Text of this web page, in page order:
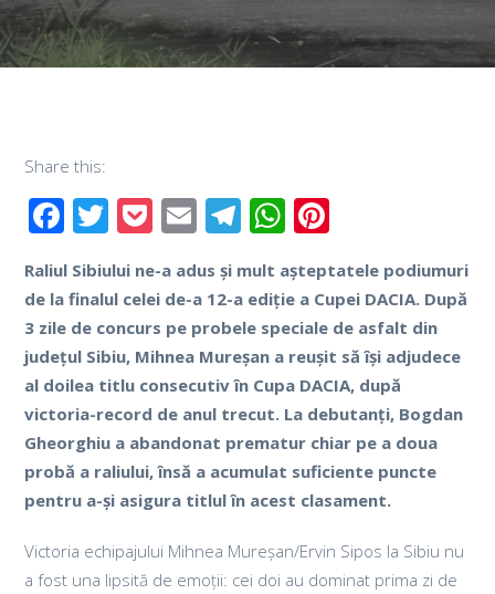
Share this:
Facebook
Twitter
Pocket
EmailTelegram
WhatsApp
Raliul Sibiului ne-a adus și mult așteptatele podiumuri
de la finalul celei de-a 12-a ediție a Cupei DACIA. După
3 zile de concurs pe probele speciale de asfalt din
județul Sibiu, Mihnea Mureșan a reușit să își adjudece
al doilea titlu consecutiv în Cupa DACIA, după
victoria-record de anul trecut. La debutanți, Bogdan
Gheorghiu a abandonat prematur chiar pe a doua
probă a raliului, însă a acumulat suficiente puncte
pentru a-și asigura titlul în acest clasament.
Victoria echipajului Mihnea Mureșan/Ervin Sipos la Sibiu nu
a fost una lipsită de emoții: cei doi au dominat prima zi de